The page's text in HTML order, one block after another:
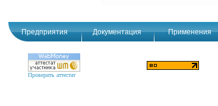
Предприятия Документация Применения
Проверить аттестат